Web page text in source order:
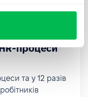
процеси
та у 12 разів